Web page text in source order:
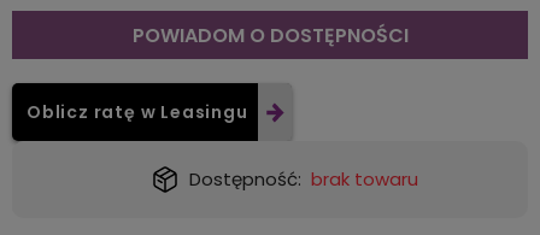
POWIADOM O DOSTĘPNOŚCI
Oblicz ratę w Leasingu
Dostępność: brak towaru